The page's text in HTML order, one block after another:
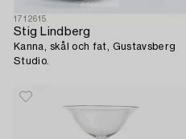
1712615
Stig Lindberg
Kanna, skål och fat, Gustavsberg
Studio.